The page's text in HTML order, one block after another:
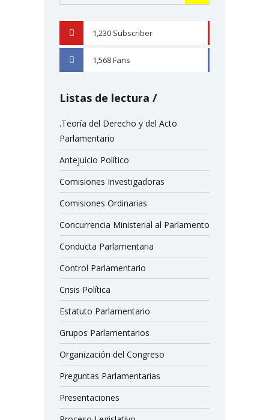
1,230 Subscriber
1,568Fans
Listas de lectura
.Teoría del Derecho y del Acto
Parlamentario
Antejuicio Político
Comisiones Investigadoras
Comisiones Ordinarias
Concurrencia Ministerial al Parlamento
Conducta Parlamentaria
Control Parlamentario
Crisis Política
Estatuto Parlamentario
Grupos Parlamentarios
Organización del Congreso
Preguntas Parlamentarias
Presentaciones